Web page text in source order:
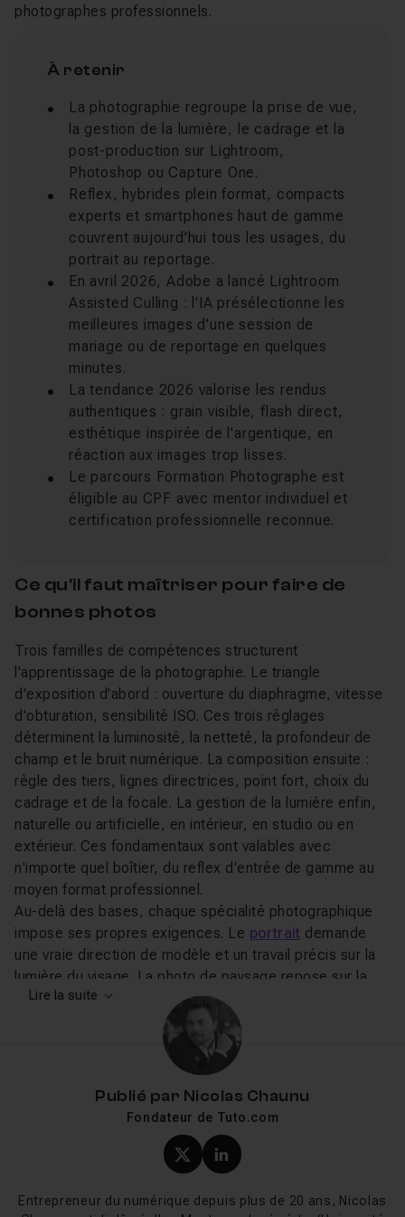
photographes professionnels.
À retenir
La photographie regroupe la prise de vue,
la gestion de la lumière, le cadrage et la
post-production sur Lightroom,
Photoshop ou Capture One.
Reflex, hybrides plein format, compacts
experts et smartphones haut de gamme
couvrent aujourd'hui tous les usages, du
portrait au reportage.
En avril 2026, Adobe a lancé Lightroom
Assisted Culling : l'IA présélectionne les
meilleures images d'une session de
mariage ou de reportage en quelques
minutes.
La tendance 2026 valorise les rendus
authentiques : grain visible, flash direct,
esthétique inspirée de l'argentique, en
réaction aux images trop lisses.
Le parcours Formation Photographe est
éligible au CPF avec mentor individuel et
certification professionnelle reconnue.
Ce qu'il faut maîtriser pour faire de
bonnes photos
Trois familles de compétences structurent
l'apprentissage de la photographie. Le triangle
d'exposition d'abord : ouverture du diaphragme, vitesse
d'obturation, sensibilité ISO. Ces trois réglages
déterminent la luminosité, la netteté, la profondeur de
champ et le bruit numérique. La composition ensuite :
règle des tiers, lignes directrices, point fort, choix du
cadrage et de la focale. La gestion de la lumière enfin,
naturelle ou artificielle, en intérieur, en studio ou en
extérieur. Ces fondamentaux sont valables avec
n'importe quel boîtier, du reflex d'entrée de gamme au
moyen format professionnel.
Au-delà des bases, chaque spécialité photographique
impose ses propres exigences. Le portrait demande
une vraie direction de modèle et un travail précis sur la
lumière du visage. La photo de paysage repose sur la
lecture des conditions atmosphériques et la
planification. Le packshot produit exige un contrôle total
de l'éclairage et de la colorimétrie. La photo de mode
joue sur le détournement du flash et la construction de
Ce que vous allez apprendre sur
Les cours photo Tuto.com couvrent l'ensemble du
Lire la suite
Publié par Nicolas Chaunu
Fondateur de Tuto.com
Profil X (twitter) de
Profil LinkedIn de
Entrepreneur du numérique depuis plus de 20 ans, Nicolas